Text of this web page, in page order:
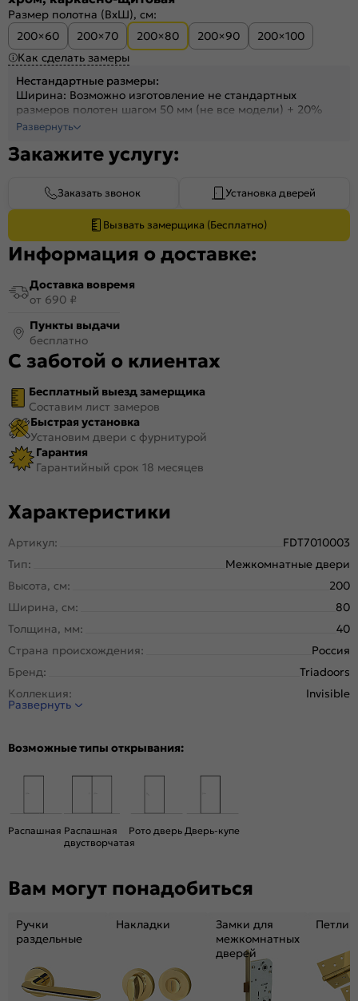
Размер полотна (ВхШ), см:
200×60
200×70 200×80 200×90
200×100
Как сделать замеры
Нестандартные размеры:
Ширина: Возможно изготовление не стандартных
размеров полотен шагом 50 мм (не все модели) + 20%
Высота: На полотна высотой от 1700 до 2300 мм +30%
Развернуть
Закажите услугу:
Заказать звонок Установка дверей
Вызвать замерщика (Бесплатно)
Информация о доставке:
Доставка вовремя
от 690 ₽
Пункты выдачи
бесплатно
С заботой о клиентах
Бесплатный выезд замерщика
Составим лист замеров
Быстрая установка
Установим двери с фурнитурой
Гарантия
Гарантийный срок 18 месяцев
Характеристики
Артикул:
FDT7010003
Тип:
Межкомнатные двери
Высота, см:
200
Ширина, см:
80
Толщина, мм:
40
Страна происхождения:
Россия
Бренд:
Triadoors
Коллекция:
Invisible
Стиль:
Конструкция двери:
Вес, кг:
Тип коробки:
INVISIBLE
Компл. INVISIBLE алюм
Кромка:
Алюминиевая матовый хром
Поверхность:
Глянцевая
Развернуть
Возможные типы открывания:
Распашная Распашная
двустворчатая
Рото дверь Дверь-купе
Вам могут понадобиться
Ручки
раздельные
Накладки
Замки для
межкомнатных
дверей
Петли